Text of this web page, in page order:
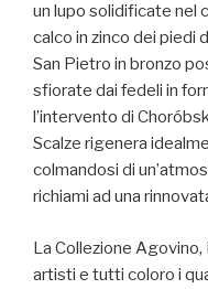
un lupo solidificate nel
calco in zinco dei piedi
San Pietro in bronzo
sfiorate dai fedeli in
l’intervento di
Scalze rigenera
colmandosi di
richiami ad una
La Collezione
artisti e tutti coloro i